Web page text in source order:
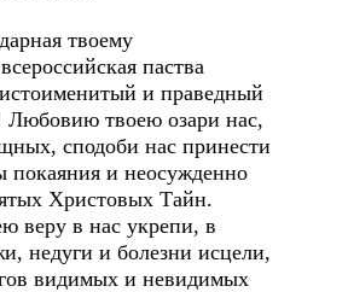
твоему
паства
и праведный
Любовию твоею озари нас,
сподоби нас принести
покаяния и неосужденно
Христовых Тайн.
в нас укрепи, в
недуги и болезни исцели,
видимых и невидимых